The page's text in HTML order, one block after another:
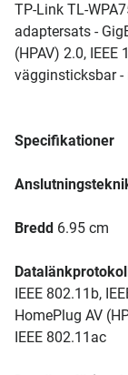
TP-Link TL-
adaptersats -
(HPAV) 2.0,
vägginsticksbar -
Specifikationer
Bredd 6.95 cm
IEEE 802.11b,
HomePlug AV
IEEE 802.11ac